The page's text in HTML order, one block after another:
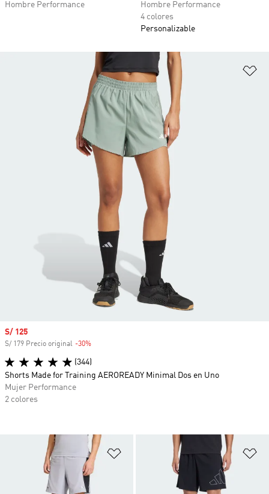
Hombre Performance
Hombre Performance
4 colores
Personalizable
Añadir a la lista de deseos
Precio de venta
S/ 125
S/ 179 Precio original -30%
(344)
Shorts Made for Training AEROREADY Minimal Dos en Uno
Mujer Performance
2 colores